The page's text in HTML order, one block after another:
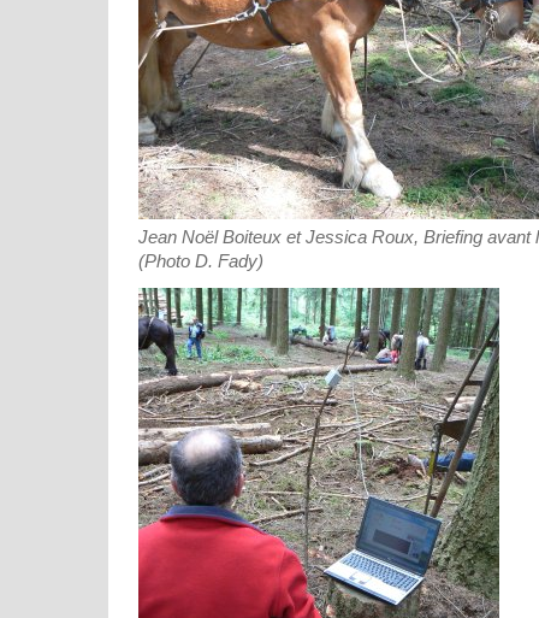
Jean Noël Boiteux et Jessica Roux, Briefing avant
(Photo D. Fady)